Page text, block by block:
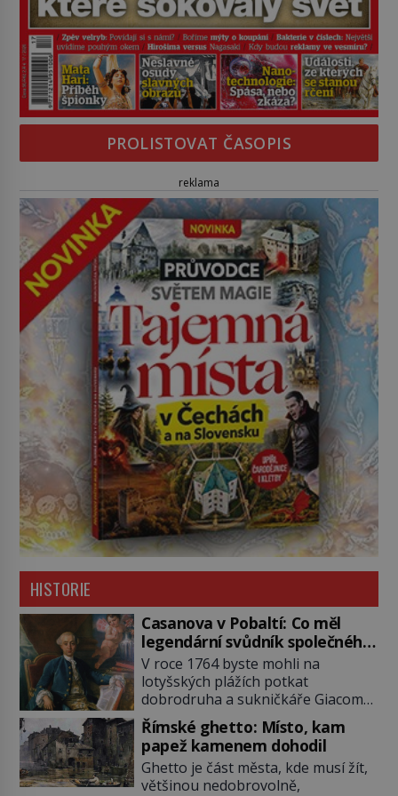
PROLISTOVAT ČASOPIS
reklama
HISTORIE
Casanova v Pobaltí: Co měl
legendární svůdník společného
se svobodnými zednáři?
V roce 1764 byste mohli na
lotyšských plážích potkat
dobrodruha a sukničkáře Giacoma
Casanovu. Jeho cesta k Baltskému
moři však nebyla turistickým
výletem, ale ryze pracovní cestou
se zištnými úmysly. Jaký cíl
Casanova sledoval, když se
Římské ghetto: Místo, kam
papež kamenem dohodil
Ghetto je část města, kde musí žít,
většinou nedobrovolně,